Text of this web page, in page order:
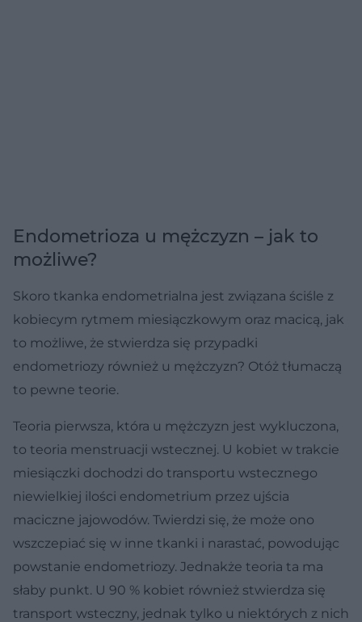
Endometrioza u mężczyzn – jak to
możliwe?
Skoro tkanka endometrialna jest związana ściśle z
kobiecym rytmem miesiączkowym oraz macicą, jak
to możliwe, że stwierdza się przypadki
endometriozy również u mężczyzn? Otóż tłumaczą
to pewne teorie.
Teoria pierwsza, która u mężczyzn jest wykluczona,
to teoria menstruacji wstecznej. U kobiet w trakcie
miesiączki dochodzi do transportu wstecznego
niewielkiej ilości endometrium przez ujścia
maciczne jajowodów. Twierdzi się, że może ono
wszczepiać się w inne tkanki i narastać, powodując
powstanie endometriozy. Jednakże teoria ta ma
słaby punkt. U 90 % kobiet również stwierdza się
transport wsteczny, jednak tylko u niektórych z nich